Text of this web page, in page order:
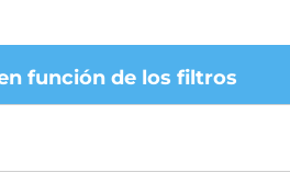
función de los filtros